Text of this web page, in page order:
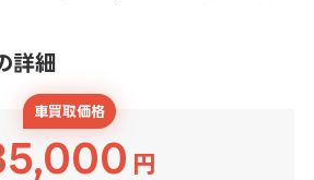
詳細
車買取価格
円